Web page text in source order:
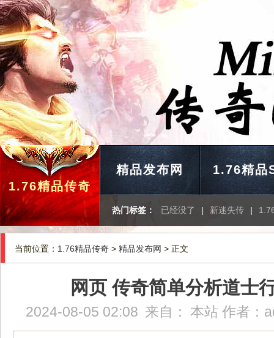
1.76精品传奇
精品发布网 1.76精品
热门标签： 已经没了 | 新迷失传 |
当前位置： 1.76精品传奇 > 精品发布网 > 正文
网页 传奇简单分析道士
2024-08-05 02:08 来自： 本站 作者：